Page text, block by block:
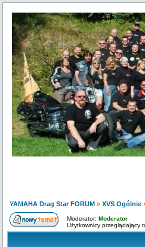
YAMAHA Drag Star FORUM » XVS Ogólnie
Moderator: Moderator
Użytkownicy przeglądający